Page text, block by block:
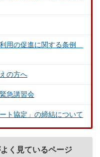
用の促進に関する条例
の方へ
急講習会
ト協定」の締結について
く見ているページ